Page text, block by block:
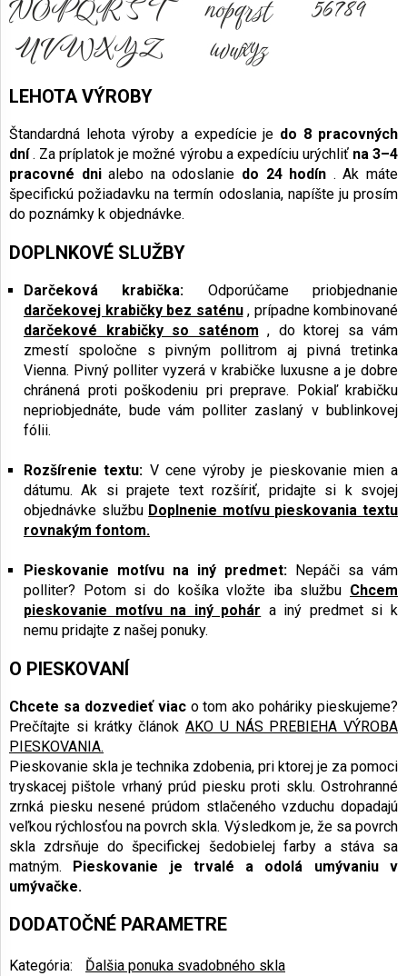
LEHOTA VÝROBY
Štandardná lehota výroby a expedície je do 8 pracovných
dní. Za príplatok je možné výrobu a expedíciu urýchliť na 3–4
pracovné dnialebo na odoslanie do 24 hodín . Ak máte
špecifickú požiadavku na termín odoslania, napíšte ju prosím
do poznámky k objednávke.
DOPLNKOVÉ SLUŽBY
Darčeková krabička: Odporúčame priobjednanie
darčekovej krabičky bez saténu, prípadne kombinované
darčekové krabičky so saténom , do ktorej sa vám
zmestí spoločne s pivným pollitrom aj pivná tretinka
Vienna. Pivný polliter vyzerá v krabičke luxusne a je dobre
chránená proti poškodeniu pri preprave. Pokiaľ krabičku
nepriobjednáte, bude vám polliter zaslaný v bublinkovej
fólii.
Rozšírenie textu: V cene výroby je pieskovanie mien a
dátumu. Ak si prajete text rozšíriť, pridajte si k svojej
objednávke službu Doplnenie motívu pieskovania textu
rovnakým fontom.
Pieskovanie motívu na iný predmet: Nepáči sa vám
polliter? Potom si do košíka vložte iba službu Chcem
pieskovanie motívu na iný pohár a iný predmet si k
nemu pridajte z našej ponuky.
O PIESKOVANÍ
Chcete sa dozvedieť viaco tom ako poháriky pieskujeme?
Prečítajte si krátky článok AKO U NÁS PREBIEHA VÝROBA
PIESKOVANIA.
Pieskovanie skla je technika zdobenia, pri ktorej je za pomoci
tryskacej pištole vrhaný prúd piesku proti sklu. Ostrohranné
zrnká piesku nesené prúdom stlačeného vzduchu dopadajú
veľkou rýchlosťou na povrch skla. Výsledkom je, že sa povrch
skla zdrsňuje do špecifickej šedobielej farby a stáva sa
matným.
Pieskovanie je trvalé a odolá umývaniu v
umývačke.
DODATOČNÉ PARAMETRE
Kategória:
Ďalšia ponuka svadobného skla